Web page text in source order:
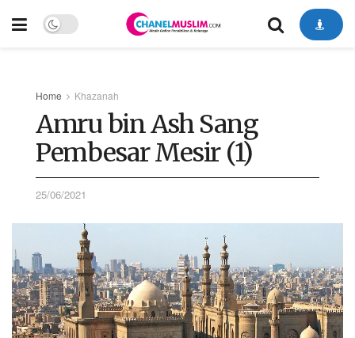
Home Khazanah
Amru bin Ash Sang
Pembesar Mesir (1)
25/06/2021